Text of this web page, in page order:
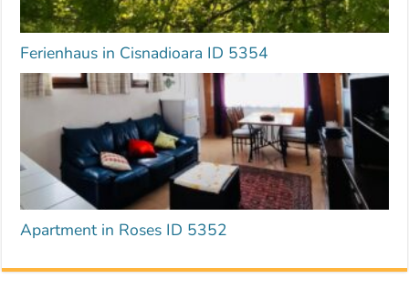
Ferienhaus in Cisnadioara ID 5354
Apartment in Roses ID 5352